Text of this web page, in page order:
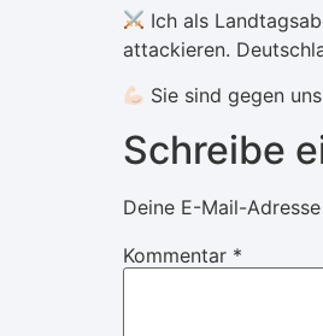
Ich als
attackieren.
Sie sind gegen
Schreibe
Deine E-Mail-
Kommentar *